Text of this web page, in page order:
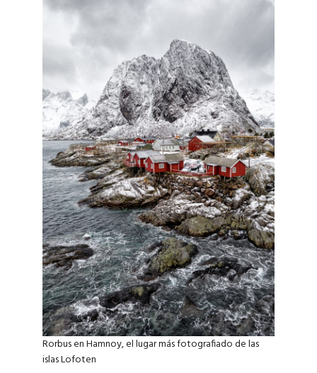
Rorbus en Hamnoy, el lugar más fotografiado de las
islas Lofoten